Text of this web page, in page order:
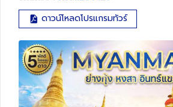
ดาวน์โหลดโปรแกรมทัวร์
ทัวร์ตุรเคีย
ทัวร์สวิตเซอร์แลนด์
ทัวร์พม่า